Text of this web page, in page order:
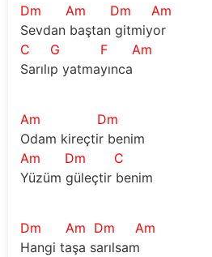
Dm Am Dm
Am
Sevdan baştan gitmiyor
C
G F
Am
Sarılıp yatmayınca
Am
Dm
Odam kireçtir benim
Am
Dm
C
Yüzüm güleçtir benim
Dm Am Dm
Am
Hangi taşa sarılsam